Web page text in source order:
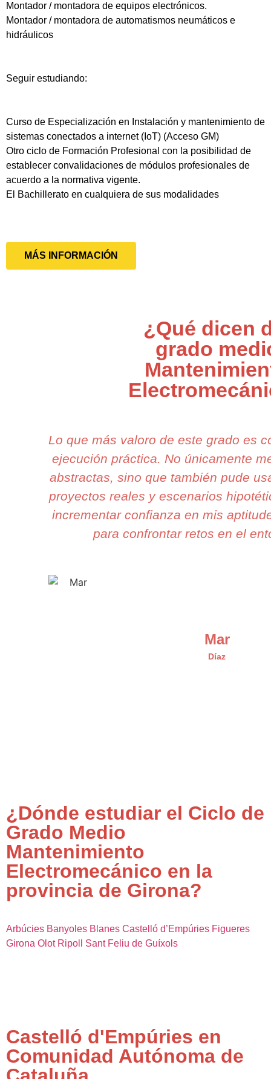
Montador / montadora de equipos electrónicos.
Montador / montadora de automatismos neumáticos e
hidráulicos
Seguir estudiando:
Curso de Especialización en Instalación y mantenimiento de
sistemas conectados a internet (IoT) (Acceso GM)
Otro ciclo de Formación Profesional con la posibilidad de
establecer convalidaciones de módulos profesionales de
acuerdo a la normativa vigente.
El Bachillerato en cualquiera de sus modalidades
MÁS INFORMACIÓN
¿Qué dicen
grado
Lo que más valoro de este grado es
ejecución práctica. No únicamente
abstractas, sino que también pude
proyectos reales y escenarios
incrementar confianza en mis
para confrontar retos en el
Mar
Díaz
¿Dónde estudiar el Ciclo de
Grado Medio
Mantenimiento
Electromecánico en la
provincia de Girona?
Arbúcies Banyoles Blanes Castelló d’Empúries Figueres
Girona Olot Ripoll Sant Feliu de Guíxols
Castelló d'Empúries en
Comunidad Autónoma de